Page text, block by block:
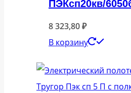
ПЭКсп20кв/
8 323,80₽
В корзину